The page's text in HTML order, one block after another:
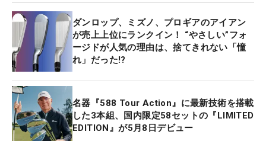
ダンロップ、ミズノ、プロギアのアイアン
が売上上位にランクイン！ “やさしい”フォ
ージドが人気の理由は、捨てきれない「憧
れ」だった!?
名器『588 Tour Action』に最新技術を搭載
した3本組、国内限定58セットの『LIMITED
EDITION』が5月8日デビュー